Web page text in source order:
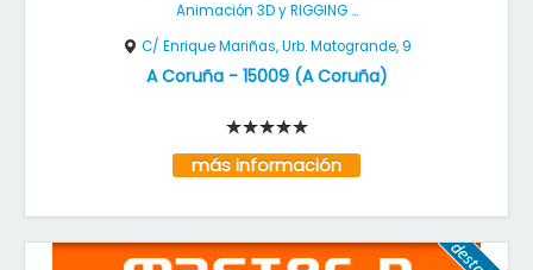
Animación 3D y RIGGING ...
C/ Enrique Mariñas, Urb. Matogrande, 9
A Coruña- 15009(A Coruña)
más información